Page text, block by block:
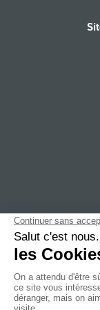
Du lundi au
le vendredi 9h -